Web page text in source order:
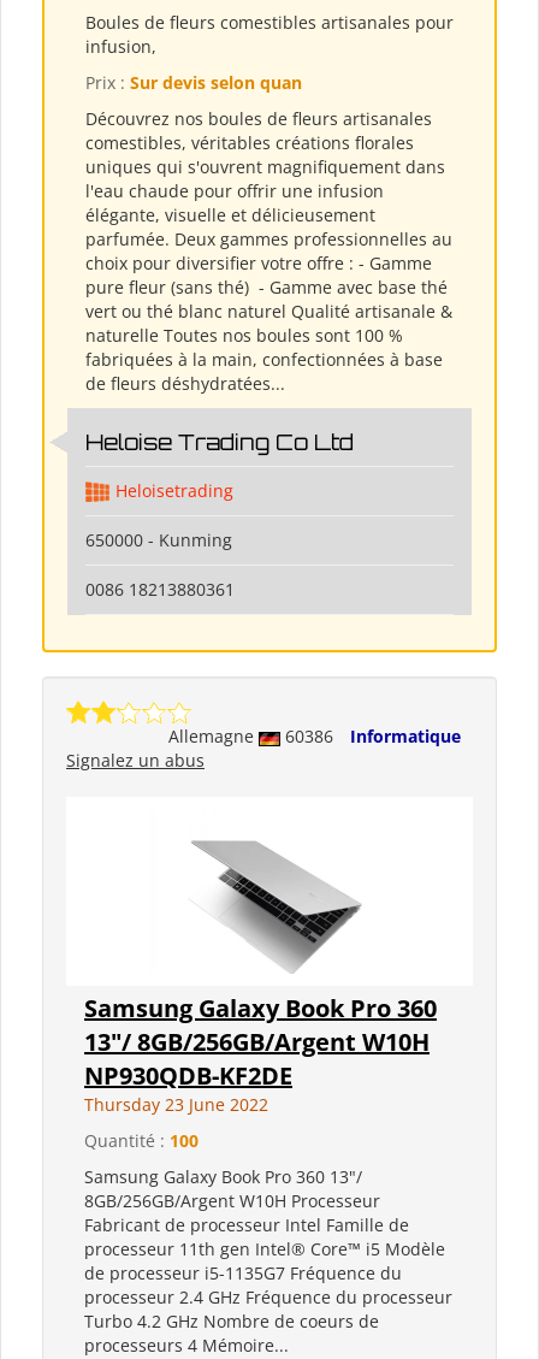
Boules de fleurs comestibles artisanales pour
infusion,
Prix : Sur devis selon quan
Découvrez nos boules de fleurs artisanales
comestibles, véritables créations florales
uniques qui s'ouvrent magnifiquement dans
l'eau chaude pour offrir une infusion
élégante, visuelle et délicieusement
parfumée. Deux gammes professionnelles au
choix pour diversifier votre offre : - Gamme
pure fleur (sans thé) ​ - Gamme avec base thé
vert ou thé blanc naturel Qualité artisanale &
naturelle Toutes nos boules sont 100 %
fabriquées à la main, confectionnées à base
de fleurs déshydratées...
Heloise Trading Co Ltd
Heloisetrading
650000 - Kunming
0086 18213880361
Allemagne 60386
Informatique
Signalez un abus
Samsung Galaxy Book Pro 360
13"/ 8GB/256GB/Argent W10H
NP930QDB-KF2DE
Thursday 23 June 2022
Quantité : 100
Samsung Galaxy Book Pro 360 13"/
8GB/256GB/Argent W10H Processeur
Fabricant de processeur Intel Famille de
processeur 11th gen Intel® Core™ i5 Modèle
de processeur i5-1135G7 Fréquence du
processeur 2.4 GHz Fréquence du processeur
Turbo 4.2 GHz Nombre de coeurs de
processeurs 4 Mémoire...